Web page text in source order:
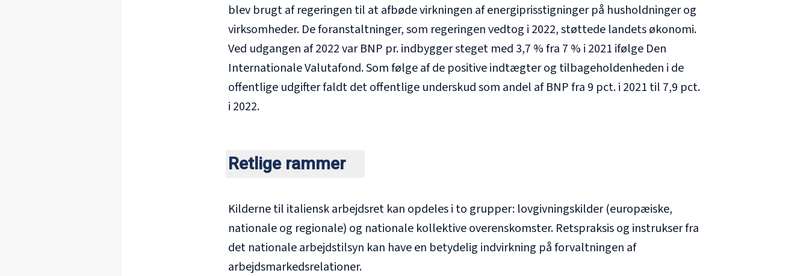
blev brugt af regeringen til at afbøde virkningen af energiprisstigninger på husholdninger og
virksomheder. De foranstaltninger, som regeringen vedtog i 2022, støttede landets økonomi.
Ved udgangen af 2022 var BNP pr. indbygger steget med 3,7 % fra 7 % i 2021 ifølge Den
Internationale Valutafond. Som følge af de positive indtægter og tilbageholdenheden i de
offentlige udgifter faldt det offentlige underskud som andel af BNP fra 9 pct. i 2021 til 7,9 pct.
i 2022.
Retlige rammer
Kilderne til italiensk arbejdsret kan opdeles i to grupper: lovgivningskilder (europæiske,
nationale og regionale) og nationale kollektive overenskomster. Retspraksis og instrukser fra
det nationale arbejdstilsyn kan have en betydelig indvirkning på forvaltningen af
arbejdsmarkedsrelationer.